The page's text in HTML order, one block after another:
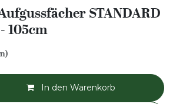
STANDARD
105cm
In den Warenkorb